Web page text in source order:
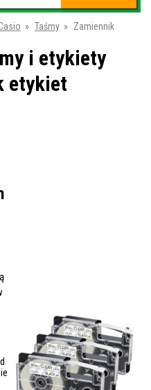
» Taśmy » Zamiennik
i etykiety
etykiet